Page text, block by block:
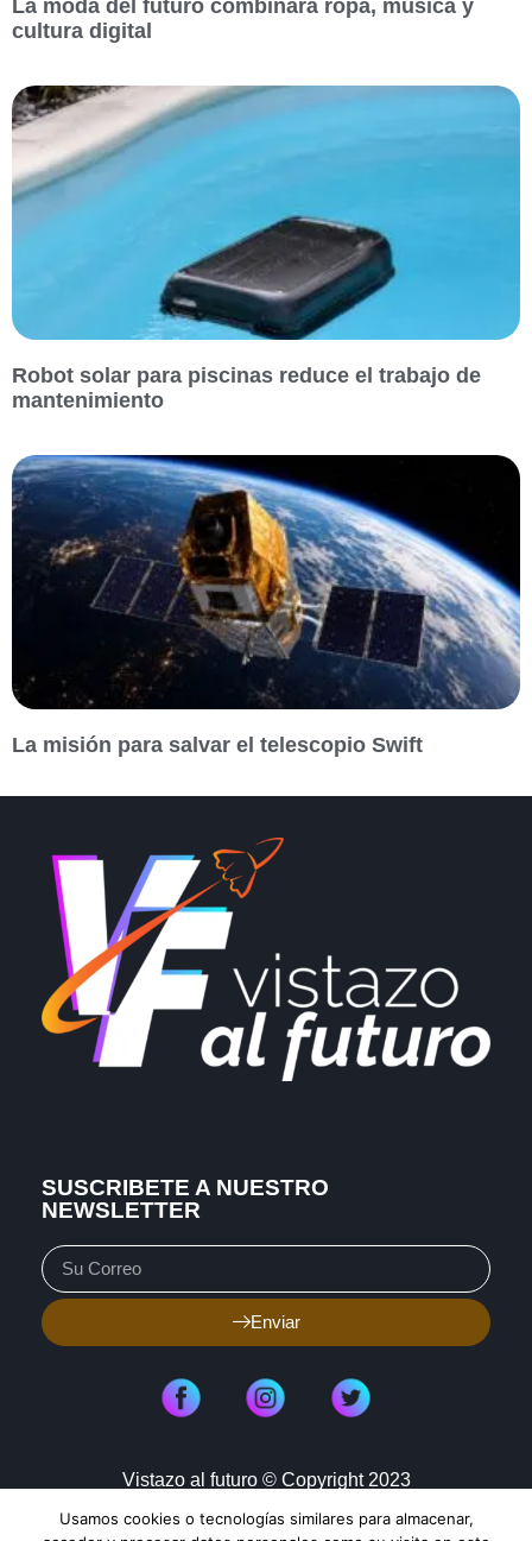
La moda del futuro combinará ropa, música y
cultura digital
Robot solar para piscinas reduce el trabajo de
mantenimiento
La misión para salvar el telescopio Swift
SUSCRIBETE A NUESTRO
NEWSLETTER
Enviar
Vistazo al futuro © Copyright 2023
Usamos cookies o tecnologías similares para almacenar,